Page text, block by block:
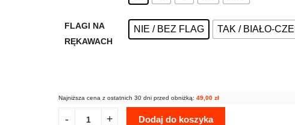
FLAGI NA
RĘKAWACH
NIE / BEZ FLAG TAK / BIAŁO-
Najniższa cena z ostatnich 30 dni przed obniżką: 49,00 zł
Dodaj do koszyka